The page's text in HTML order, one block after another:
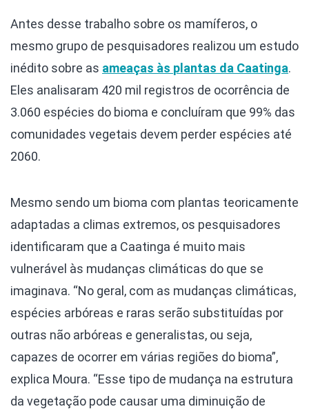
Antes desse trabalho sobre os mamíferos, o
mesmo grupo de pesquisadores realizou um estudo
inédito sobre as ameaças às plantas da Caatinga.
Eles analisaram 420 mil registros de ocorrência de
3.060 espécies do bioma e concluíram que 99% das
comunidades vegetais devem perder espécies até
2060.
Mesmo sendo um bioma com plantas teoricamente
adaptadas a climas extremos, os pesquisadores
identificaram que a Caatinga é muito mais
vulnerável às mudanças climáticas do que se
imaginava. “No geral, com as mudanças climáticas,
espécies arbóreas e raras serão substituídas por
outras não arbóreas e generalistas, ou seja,
capazes de ocorrer em várias regiões do bioma”,
explica Moura. “Esse tipo de mudança na estrutura
da vegetação pode causar uma diminuição de